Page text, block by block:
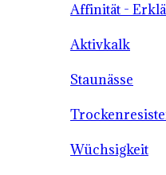
Affinität -
Aktivkalk
Staunässe
Wüchsigkeit